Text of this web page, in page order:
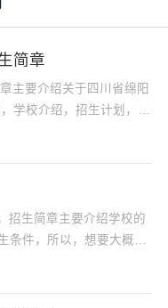
简章
主要介绍关于四川省绵阳
学校介绍，招生计划，学
方面，今天小编就带...
招生简章主要介绍学校的
条件，所以，想要大概了
不错的途径，今...